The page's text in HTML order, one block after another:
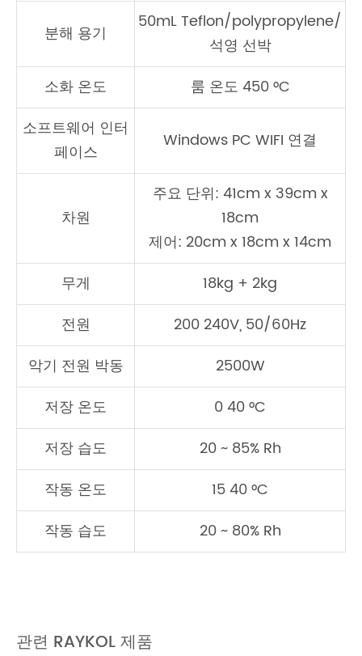
분해 용기
50mL Teflon/polypropylene/
석영 선박
소화 온도
룸 온도 450 °C
소프트웨어 인터
페이스
Windows PC WIFI 연결
차원
주요 단위: 41cm x 39cm x
18cm
제어: 20cm x 18cm x 14cm
무게
18kg + 2kg
전원
200 240V, 50/60Hz
악기 전원 박동
2500W
저장 온도
0 40 °C
저장 습도
20 ~ 85% Rh
작동 온도
15 40 °C
작동 습도
20 ~ 80% Rh
관련 RAYKOL 제품